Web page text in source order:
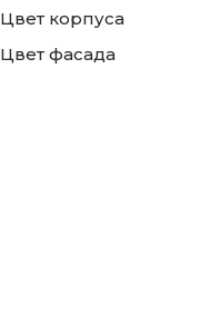
Цвет корпуса
Цвет фасада